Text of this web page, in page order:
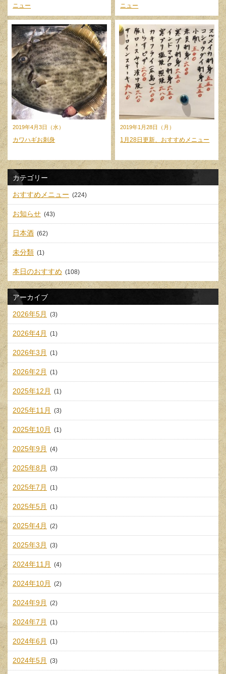
ニュー
ニュー
2019年4月3日（水）
カワハギお刺身
2019年1月28日（月）
1月28日更新、おすすめメニュー
カテゴリー
おすすめメニュー (224)
お知らせ (43)
日本酒 (62)
未分類 (1)
本日のおすすめ (108)
アーカイブ
2026年5月 (3)
2026年4月 (1)
2026年3月 (1)
2026年2月 (1)
2025年12月 (1)
2025年11月 (3)
2025年10月 (1)
2025年9月 (4)
2025年8月 (3)
2025年7月 (1)
2025年5月 (1)
2025年4月 (2)
2025年3月 (3)
2024年11月 (4)
2024年10月 (2)
2024年9月 (2)
2024年7月 (1)
2024年6月 (1)
2024年5月 (3)